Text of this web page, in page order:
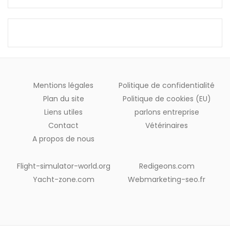
Mentions légales
Plan du site
Liens utiles
Contact
A propos de nous
Politique de confidentialité
Politique de cookies (EU)
parlons entreprise
Vétérinaires
Flight-simulator-world.org
Yacht-zone.com
Redigeons.com
Webmarketing-seo.fr